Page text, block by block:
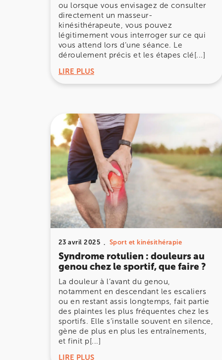
ou lorsque vous envisagez de consulter
directement un masseur-
kinésithérapeute, vous pouvez
légitimement vous interroger sur ce qui
vous attend lors d’une séance. Le
déroulement précis et les étapes clé[...]
LIRE PLUS
23 avril 2025 Sport et kinésithérapie
Syndrome rotulien : douleurs au
genou chez le sportif, que faire ?
La douleur à l’avant du genou,
notamment en descendant les escaliers
ou en restant assis longtemps, fait partie
des plaintes les plus fréquentes chez les
sportifs. Elle s’installe souvent en silence,
gène de plus en plus les entraînements,
et finit p[...]
LIRE PLUS
Prenez RDV sur
Prenez RDV sur
PARIS 9 – PETRELLE
6 Rue Petrelle 75009 Paris
6 Rue Petrelle 75009 Paris
01 71 97 53 67
Prenez RDV sur
Prenez RDV sur
IK Paris 11
10 Rue Roubo 75011 Paris
10 Rue Roubo 75011 Paris
01 83 96 48 65
Prenez RDV sur
Prenez RDV sur
IK VANVES
5 Rue Monge 92170 Vanves
5 Rue Monge 92170 Vanves
01 46 44 33 92
Prenez RDV sur
Prenez RDV sur